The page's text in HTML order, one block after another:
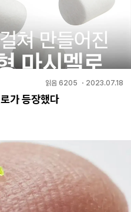
읽음 6205 ・ 2023.07.18
가 등장했다